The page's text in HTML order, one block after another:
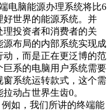
电脑能源办理系统将比6
世界的能源系统。并
理投资者和消费者的关
布局的内部系统实现成
，而是正在更泛博的范
系的电脑用户系统需要
系统运转款式，这个需
动占世界生齿0。
如，我们所讲的终端能